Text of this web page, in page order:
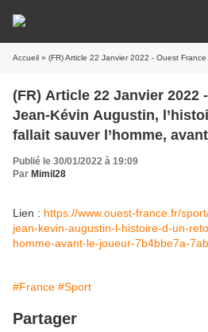
Accueil » (FR) Article 22 Janvier 2022 - Ouest France - Jean-Kévin Augustin,
(FR) Article 22 Janvier 2022
Jean-Kévin Augustin,
fallait sauver l’homme,
Publié le 30/01/2022 à 19:09
Par Mimil28
Lien : https://www.ouest-france.fr/
jean-kevin-augustin-l-histoire-d-un-
homme-avant-le-joueur-7b4bbe7a-
#France #Sport
Partager